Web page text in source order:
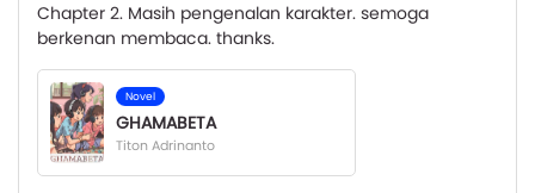
Chapter 2. Masih pengenalan karakter. semoga
berkenan membaca. thanks.
Novel
GHAMABETA
Titon Adrinanto